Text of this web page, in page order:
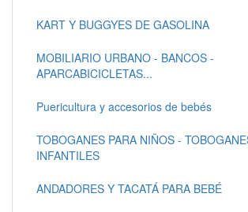
KART Y BUGGYES DE GASOLINA
MOBILIARIO URBANO - BANCOS -
APARCABICICLETAS...
Puericultura y accesorios de bebés
TOBOGANES PARA NIÑOS -
INFANTILES
ANDADORES Y TACATÁ PARA BEBÉ